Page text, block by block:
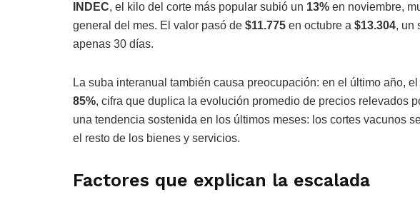
INDEC, el kilo del corte más popular subió un 13% en noviembre,
general del mes. El valor pasó de $11.775 en octubre a $13.304, un
apenas 30 días.
La suba interanual también causa preocupación: en el último año,
85%, cifra que duplica la evolución promedio de precios relevados
una tendencia sostenida en los últimos meses: los cortes vacunos
el resto de los bienes y servicios.
Factores que explican la escalada